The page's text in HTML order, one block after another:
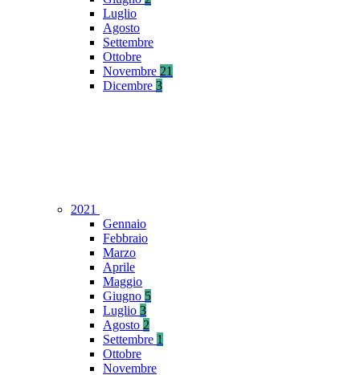
Luglio
Agosto
Settembre
Ottobre
Novembre 21
Dicembre 3
2021
Gennaio
Febbraio
Marzo
Aprile
Maggio
Giugno 5
Luglio 3
Agosto 2
Settembre 1
Ottobre
Novembre